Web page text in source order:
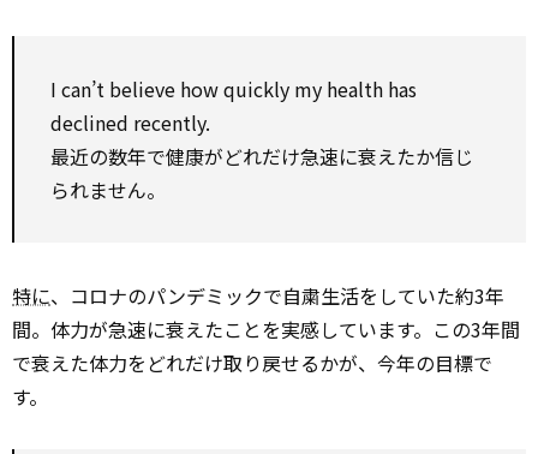
I can’t believe how quickly my health has
declined recently.
最近の数年で健康がどれだけ急速に衰えたか信じ
られません。
特に、コロナのパンデミックで自粛生活をしていた約3年
間。体力が急速に衰えたことを実感しています。この3年間
で衰えた体力をどれだけ取り戻せるかが、今年の目標で
す。